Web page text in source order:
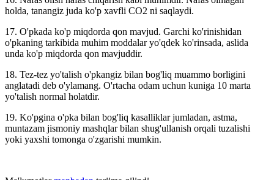
holda, tanangiz juda ko'p xavfli CO2 ni saqlaydi.
17. O'pkada ko'p miqdorda qon mavjud. Garchi ko'rinishidan
o'pkaning tarkibida muhim moddalar yo'qdek ko'rinsada, aslida
unda ko'p miqdorda qon mavjuddir.
18. Tez-tez yo'talish o'pkangiz bilan bog'liq muammo borligini
anglatadi deb o'ylamang. O'rtacha odam uchun kuniga 10 marta
yo'talish normal holatdir.
19. Ko'pgina o'pka bilan bog'liq kasalliklar jumladan, astma,
muntazam jismoniy mashqlar bilan shug'ullanish orqali tuzalishi
yoki yaxshi tomonga o'zgarishi mumkin.